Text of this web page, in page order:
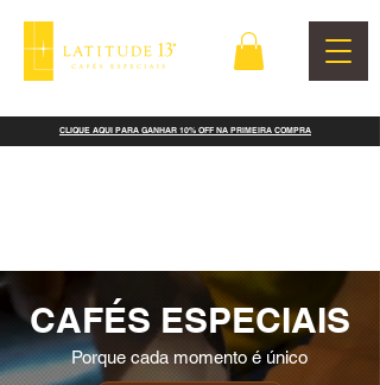
CLIQUE AQUI PARA GANHAR 10% OFF NA PRIMEIRA COMPRA
CAFÉS ESPECIAIS
Porque cada momento é único